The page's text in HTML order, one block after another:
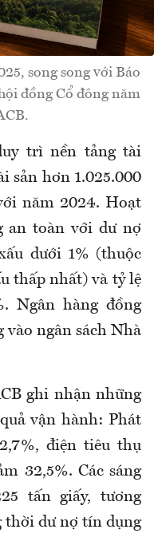
song song với Báo
đồng Cổ đông năm
trì nền tảng tài
sản hơn 1.025.000
năm 2024. Hoạt
an toàn với dư nợ
dưới 1% (thuộc
thấp nhất) và tỷ lệ
Ngân hàng đồng
vào ngân sách Nhà
ghi nhận những
vận hành: Phát
điện tiêu thụ
32,5%. Các sáng
tấn giấy, tương
thời dư nợ tín dụng